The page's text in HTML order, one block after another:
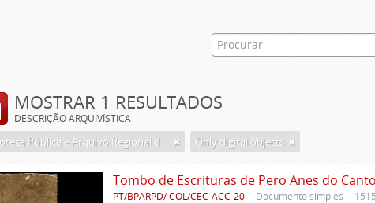
MOSTRAR 1 RESULTADOS
DESCRIÇÃO ARQUIVÍSTICA
Biblioteca Pública e Arquivo Regional de Ponta Delgada Only digital objects
Tombo de Escrituras de Pero Anes do Canto
PT/BPARPD/ COL/CEC-ACC-20 Documento simples 1515